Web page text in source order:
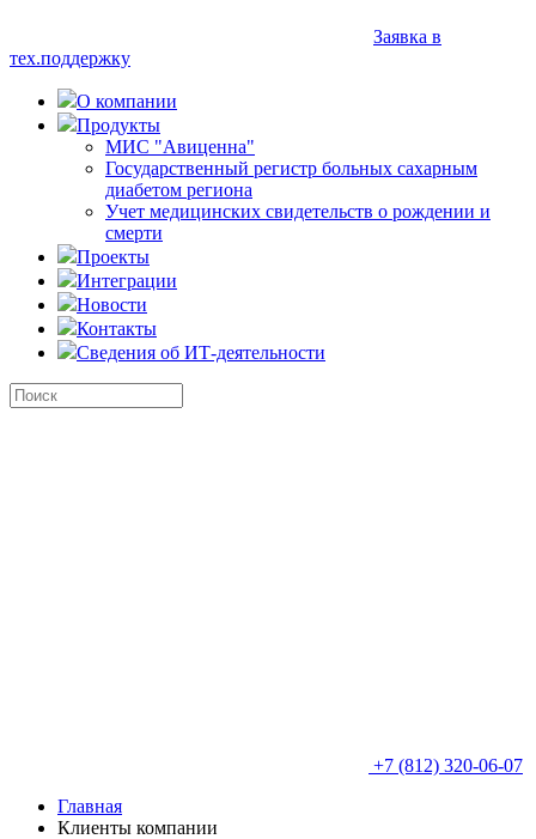
Заявка в
тех.поддержку
О компании
Продукты
МИС "Авиценна"
Государственный регистр больных сахарным
диабетом региона
Учет медицинских свидетельств о рождении и
смерти
Проекты
Интеграции
Новости
Контакты
Сведения об ИТ-деятельности
+7 (812) 320-06-07
Главная
Клиенты компании